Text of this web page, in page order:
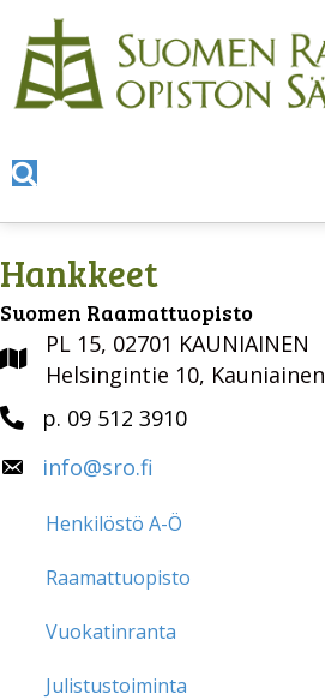
Hankkeet
Suomen Raamattuopisto
PL 15, 02701 KAUNIAINEN
Helsingintie 10, Kauniainen
p. 09 512 3910
info@sro.fi
Henkilöstö A-Ö
Raamattuopisto
Vuokatinranta
Julistustoiminta